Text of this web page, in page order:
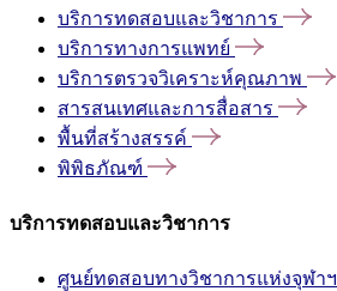
บริการทดสอบและวิชาการ
บริการทางการแพทย์
บริการตรวจวิเคราะห์คุณภาพ
สารสนเทศและการสื่อสาร
พื้นที่สร้างสรรค์
พิพิธภัณฑ์
บริการทดสอบและวิชาการ
ศูนย์ทดสอบทางวิชาการแห่งจุฬาฯ